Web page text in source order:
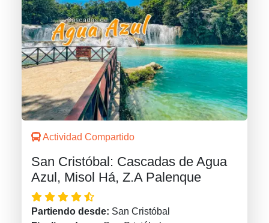
Actividad Compartido
San Cristóbal: Cascadas de Agua
Azul, Misol Há, Z.A Palenque
Partiendo desde: San Cristóbal